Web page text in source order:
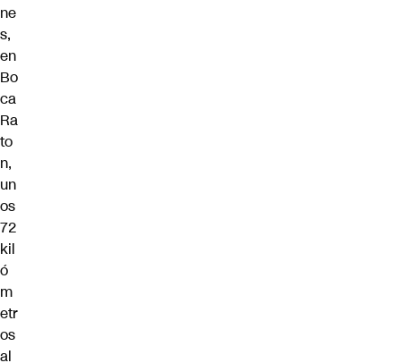
ne
s,
en
Bo
ca
Ra
to
n,
un
os
72
kil
ó
m
etr
os
al